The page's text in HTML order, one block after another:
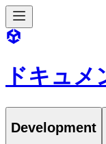
ドキュメ
Development